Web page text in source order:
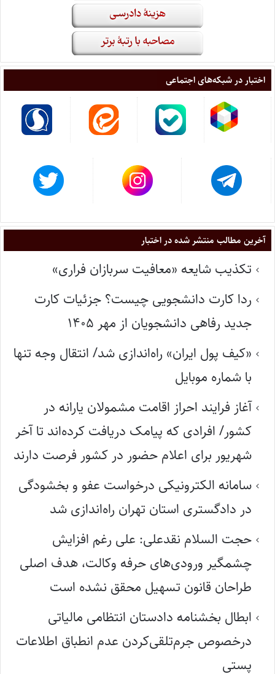
اختبار در شبکه‌های اجتماعی
آخرین مطالب منتشر شده در اختبار
تکذیب شایعه «معافیت سربازان فراری»
ردا کارت دانشجویی چیست؟ جزئیات کارت
جدید رفاهی دانشجویان از مهر ۱۴۰۵
«کیف پول ایران» راه‌اندازی شد/ انتقال وجه تنها
با شماره موبایل
آغاز فرایند احراز اقامت مشمولان یارانه در
کشور/ افرادی که پیامک دریافت کرده‌اند تا آخر
شهریور برای اعلام حضور در کشور فرصت دارند
سامانه الکترونیکی درخواست عفو و بخشودگی
در دادگستری استان تهران راه‌اندازی شد
حجت السلام نقدعلی: علی رغم افزایش
چشمگیر ورودی‌های حرفه وکالت، هدف اصلی
طراحان قانون تسهیل محقق نشده است
ابطال بخشنامه دادستان انتظامی مالیاتی
درخصوص جرم‌تلقی‌کردن عدم انطباق اطلاعات
پستی